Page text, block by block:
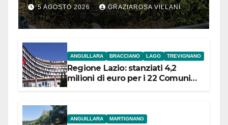
5 AGOSTO 2026 GRAZIAROSA VILLANI
ANGUILLARA BRACCIANO LAGO TREVIGNANO
Regione Lazio: stanziati 4,2
milioni di euro per i 22 Comuni
ANGUILLARA MARTIGNANO